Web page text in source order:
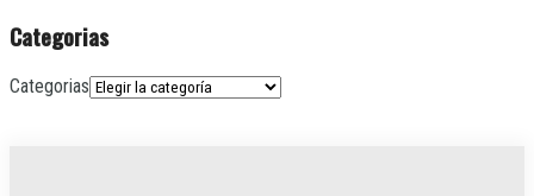
Categorias
Categorias